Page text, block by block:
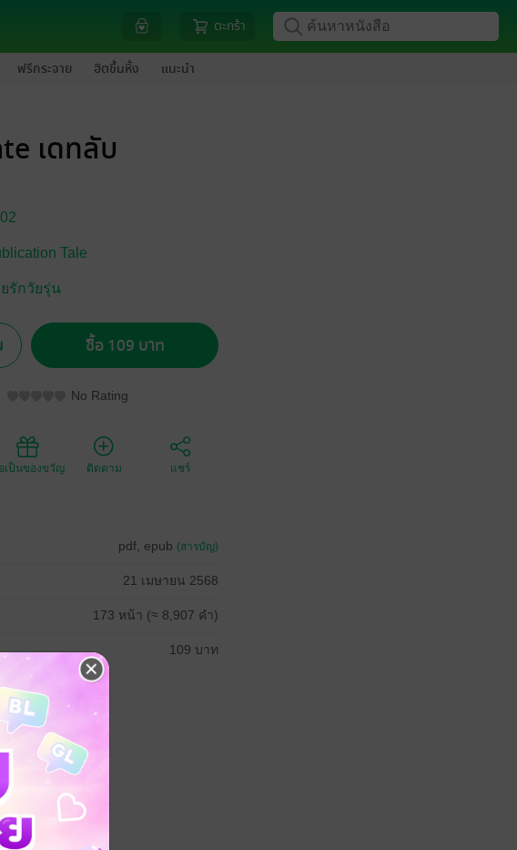
ตะกร้า
ฟรีกระจาย ฮิตขึ้นหิ้ง แนะนำ
เดทลับ
Tale
รักวัยรุ่น
ซื้อ 109 บาท
No Rating
เป็นของขวัญ ติดตาม แชร์
pdf, epub (สารบัญ)
21 เมษายน 2568
173 หน้า (≈ 8,907 คำ)
109 บาท